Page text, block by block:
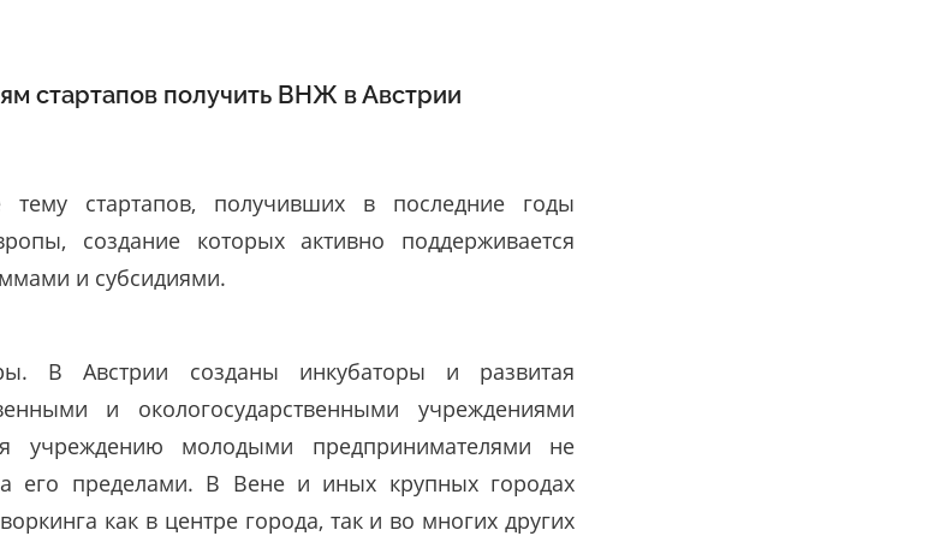
стартапов получить ВНЖ в Австрии
стартапов, получивших в последние годы
создание которых активно поддерживается
и субсидиями.
В Австрии созданы инкубаторы и развитая
и окологосударственными учреждениями
учреждению молодыми предпринимателями не
его пределами. В Вене и иных крупных городах
как в центре города, так и во многих других